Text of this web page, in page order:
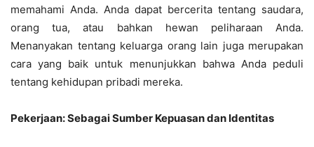
memahami Anda. Anda dapat bercerita tentang saudara,
orang tua, atau bahkan hewan peliharaan Anda.
Menanyakan tentang keluarga orang lain juga merupakan
cara yang baik untuk menunjukkan bahwa Anda peduli
tentang kehidupan pribadi mereka.
Pekerjaan: Sebagai Sumber Kepuasan dan Identitas